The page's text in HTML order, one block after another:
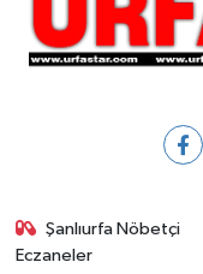
Şanlıurfa Nöbetçi
Eczaneler